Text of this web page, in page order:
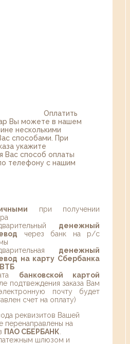
Оплатить
Вы можете в нашем
несколькими
способами. При
укажите
Вас способ оплаты
телефону с нашим
при получении
денежный
через банк на р/с
денежный
на карту Сбербанка
банковской картой
подтвеждения заказа Вам
почту будет
счет на оплату)
реквизитов Вашей
перенаправлены на
ПАО СБЕРБАНК
шлюзом и